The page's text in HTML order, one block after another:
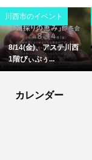
開店
8/7(金)、namcoラソ
ラ川西店がオ...
カレンダー